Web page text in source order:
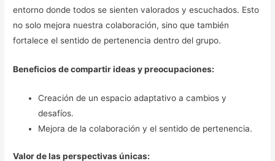
entorno donde todos se sienten valorados y escuchados. Esto
no solo mejora nuestra colaboración, sino que también
fortalece el sentido de pertenencia dentro del grupo.
Beneficios de compartir ideas y preocupaciones:
Creación de un espacio adaptativo a cambios y
desafíos.
Mejora de la colaboración y el sentido de pertenencia.
Valor de las perspectivas únicas: